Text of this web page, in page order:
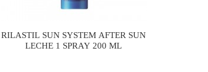
RILASTIL SUN SYSTEM AFTER SUN
LECHE 1 SPRAY 200 ML